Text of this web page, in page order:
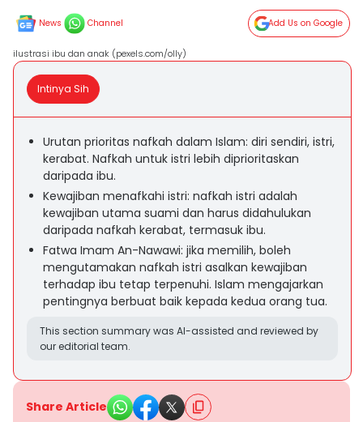
News Channel Add Us on Google
ilustrasi ibu dan anak (pexels.com/olly)
Intinya Sih
Urutan prioritas nafkah dalam Islam: diri sendiri, istri,
kerabat. Nafkah untuk istri lebih diprioritaskan
daripada ibu.
Kewajiban menafkahi istri: nafkah istri adalah
kewajiban utama suami dan harus didahulukan
daripada nafkah kerabat, termasuk ibu.
Fatwa Imam An-Nawawi: jika memilih, boleh
mengutamakan nafkah istri asalkan kewajiban
terhadap ibu tetap terpenuhi. Islam mengajarkan
pentingnya berbuat baik kepada kedua orang tua.
This section summary was AI-assisted and reviewed by
our editorial team.
Share Article